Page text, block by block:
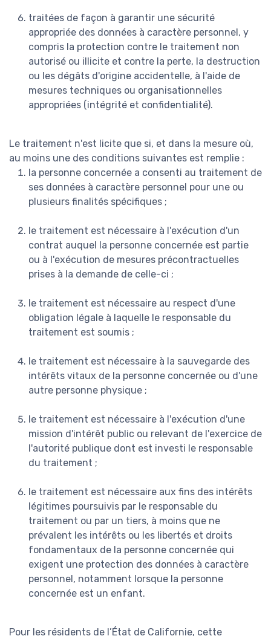
traitées de façon à garantir une sécurité
appropriée des données à caractère personnel, y
compris la protection contre le traitement non
autorisé ou illicite et contre la perte, la destruction
ou les dégâts d'origine accidentelle, à l'aide de
mesures techniques ou organisationnelles
appropriées (intégrité et confidentialité).
Le traitement n'est licite que si, et dans la mesure où,
au moins une des conditions suivantes est remplie :
la personne concernée a consenti au traitement de
ses données à caractère personnel pour une ou
plusieurs finalités spécifiques ;
le traitement est nécessaire à l'exécution d'un
contrat auquel la personne concernée est partie
ou à l'exécution de mesures précontractuelles
prises à la demande de celle-ci ;
le traitement est nécessaire au respect d'une
obligation légale à laquelle le responsable du
traitement est soumis ;
le traitement est nécessaire à la sauvegarde des
intérêts vitaux de la personne concernée ou d'une
autre personne physique ;
le traitement est nécessaire à l'exécution d'une
mission d'intérêt public ou relevant de l'exercice de
l'autorité publique dont est investi le responsable
du traitement ;
le traitement est nécessaire aux fins des intérêts
légitimes poursuivis par le responsable du
traitement ou par un tiers, à moins que ne
prévalent les intérêts ou les libertés et droits
fondamentaux de la personne concernée qui
exigent une protection des données à caractère
personnel, notamment lorsque la personne
concernée est un enfant.
Pour les résidents de l’État de Californie, cette